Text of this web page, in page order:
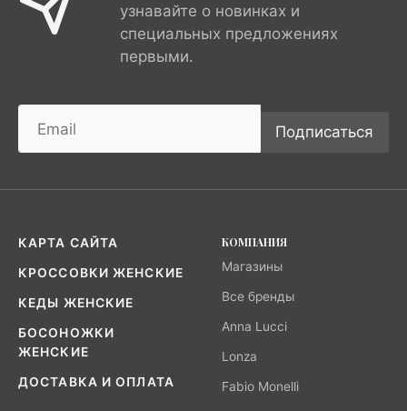
узнавайте о новинках и
специальных предложениях
первыми.
Подписаться
КАРТА САЙТА
КРОССОВКИ ЖЕНСКИЕ
КЕДЫ ЖЕНСКИЕ
БОСОНОЖКИ
ЖЕНСКИЕ
ДОСТАВКА И ОПЛАТА
КОМПАНИЯ
Магазины
Все бренды
Anna Lucci
Lonza
Fabio Monelli